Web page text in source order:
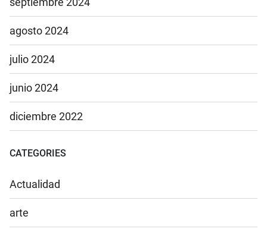
agosto 2024
julio 2024
junio 2024
diciembre 2022
CATEGORIES
Actualidad
arte